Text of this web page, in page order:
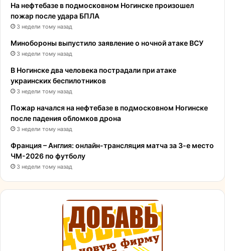
На нефтебазе в подмосковном Ногинске произошел
пожар после удара БПЛА
3 недели тому назад
Минобороны выпустило заявление о ночной атаке ВСУ
3 недели тому назад
В Ногинске два человека пострадали при атаке
украинских беспилотников
3 недели тому назад
Пожар начался на нефтебазе в подмосковном Ногинске
после падения обломков дрона
3 недели тому назад
Франция – Англия: онлайн-трансляция матча за 3-е место
ЧМ-2026 по футболу
3 недели тому назад